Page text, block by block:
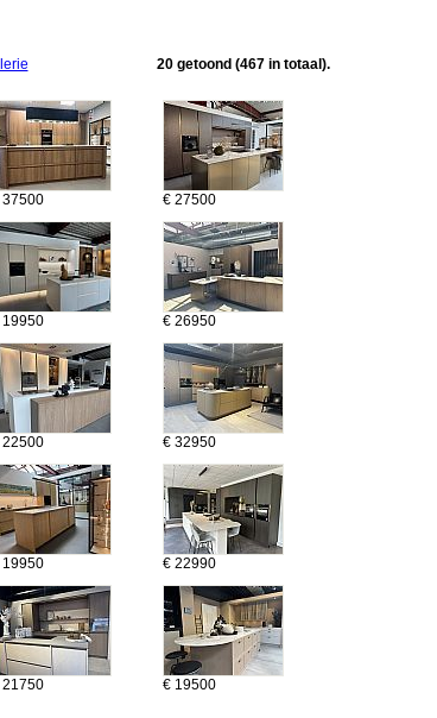
20 getoond (467 in totaal).
37500 € 27500
19950 € 26950
22500 € 32950
19950 € 22990
21750 € 19500